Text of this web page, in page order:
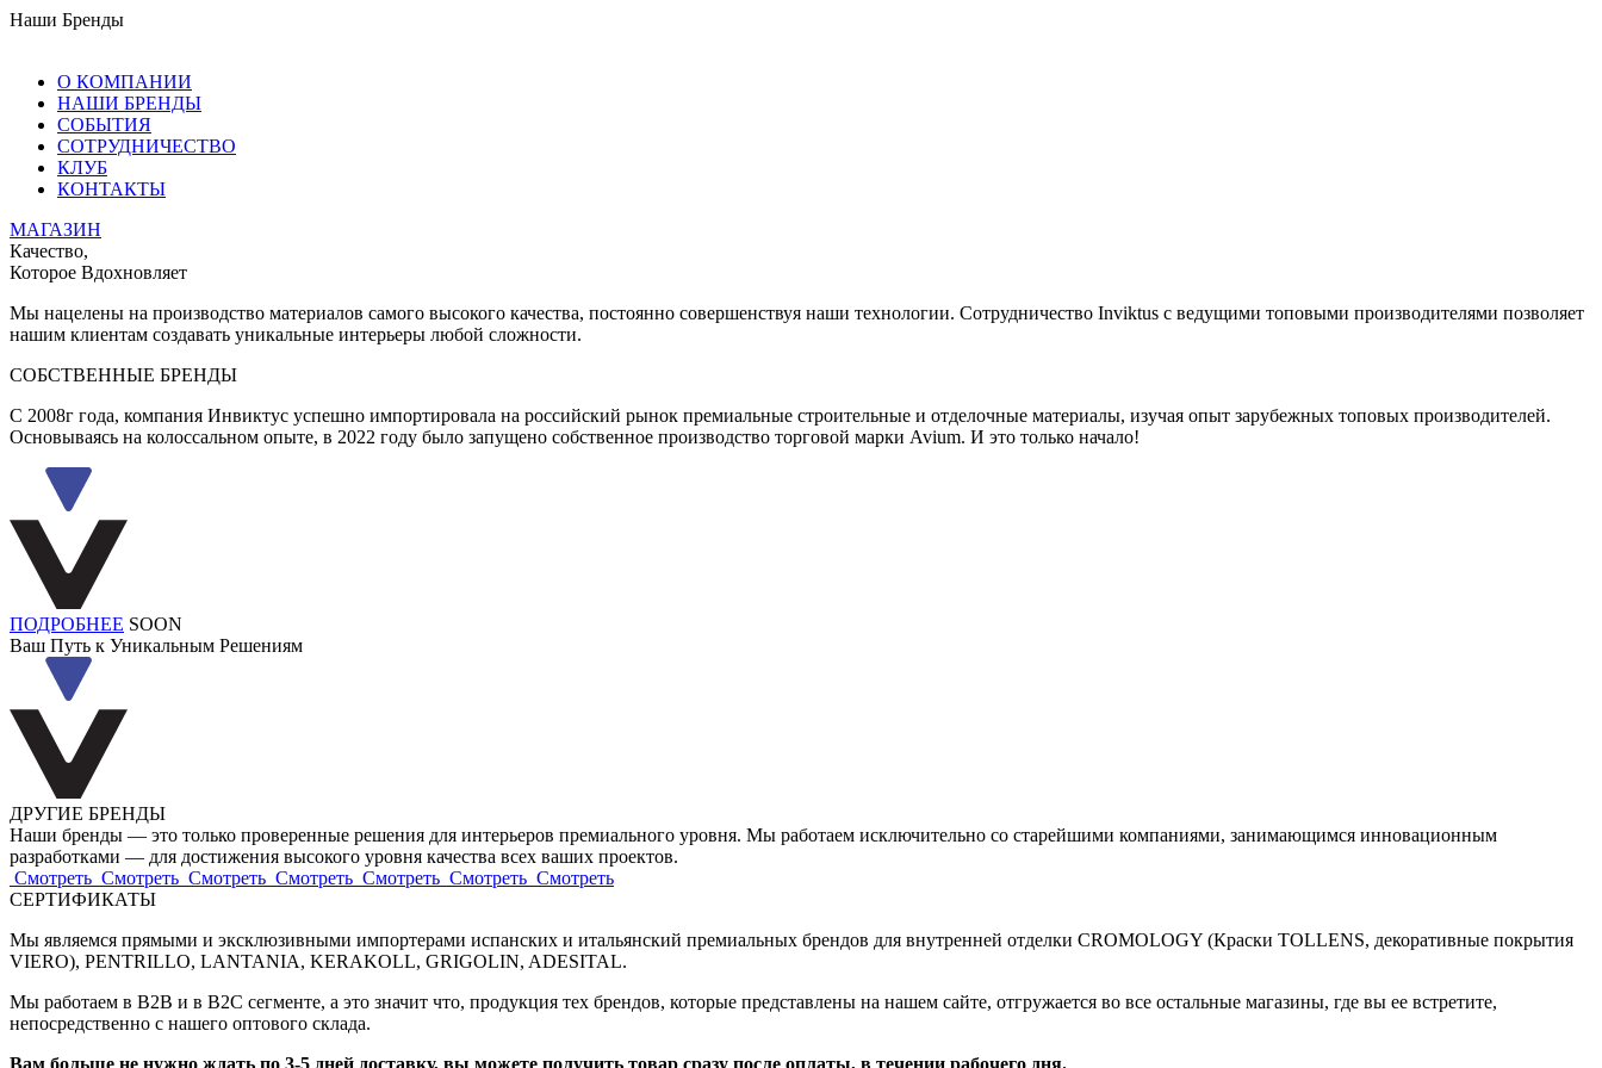
Наши Бренды
О КОМПАНИИ
НАШИ БРЕНДЫ
СОБЫТИЯ
СОТРУДНИЧЕСТВО
КЛУБ
КОНТАКТЫ
МАГАЗИН
Качество,
Которое Вдохновляет
Мы нацелены на производство материалов самого высокого качества, постоянно совершенствуя наши технологии. Сотрудничество Inviktus с ведущими топовыми производителями позволяет
нашим клиентам создавать уникальные интерьеры любой сложности.
СОБСТВЕННЫЕ БРЕНДЫ
С 2008г года, компания Инвиктус успешно импортировала на российский рынок премиальные строительные и отделочные материалы, изучая опыт зарубежных топовых производителей.
Основываясь на колоссальном опыте, в 2022 году было запущено собственное производство торговой марки Avium. И это только начало!
ПОДРОБНЕЕ SOON
Ваш Путь к Уникальным Решениям
ДРУГИЕ БРЕНДЫ
Наши бренды — это только проверенные решения для интерьеров премиального уровня. Мы работаем исключительно со старейшими компаниями, занимающимся инновационным
разработками — для достижения высокого уровня качества всех ваших проектов.
Смотреть Смотреть Смотреть Смотреть Смотреть Смотреть Смотреть
СЕРТИФИКАТЫ
Мы являемся прямыми и эксклюзивными импортерами испанских и итальянский премиальных брендов для внутренней отделки CROMOLOGY (Краски TOLLENS, декоративные покрытия
VIERO), PENTRILLO, LANTANIA, KERAKOLL, GRIGOLIN, ADESITAL.
Мы работаем в B2B и в B2C сегменте, а это значит что, продукция тех брендов, которые представлены на нашем сайте, отгружается во все остальные магазины, где вы ее встретите,
непосредственно с нашего оптового склада.
Вам больше не нужно ждать по 3-5 дней доставку, вы можете получить товар сразу после оплаты, в течении рабочего дня.